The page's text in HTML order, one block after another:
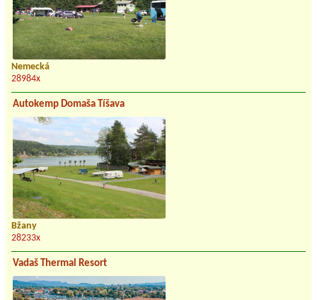
Nemecká
28984x
Autokemp Domaša Tíšava
Bžany
28233x
Vadaš Thermal Resort